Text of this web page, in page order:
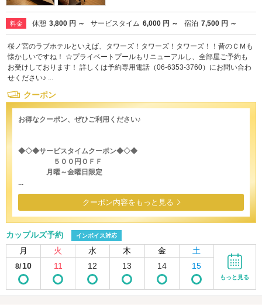
料金 休憩 3,800 円 ～ サービスタイム 6,000 円 ～ 宿泊 7,500 円 ～
桜ノ宮のラブホテルといえば、タワーズ！タワーズ！タワーズ！！昔のＣＭも
懐かしいですね！ ☆プライベートプールもリニューアルし、全部屋ご予約も
お受けしております！ 詳しくは予約専用電話（06-6353-3760）にお問い合わ
せください♪ ...
クーポン
お得なクーポン、ぜひご利用ください♪
◆◇◆サービスタイムクーポン◆◇◆
５００円ＯＦＦ
月曜～金曜日限定
...
クーポン内容をもっと見る
カップルズ予約 インボイス対応
月 火 水 木 金 土
8/ 10 11 12 13 14 15
もっと見る